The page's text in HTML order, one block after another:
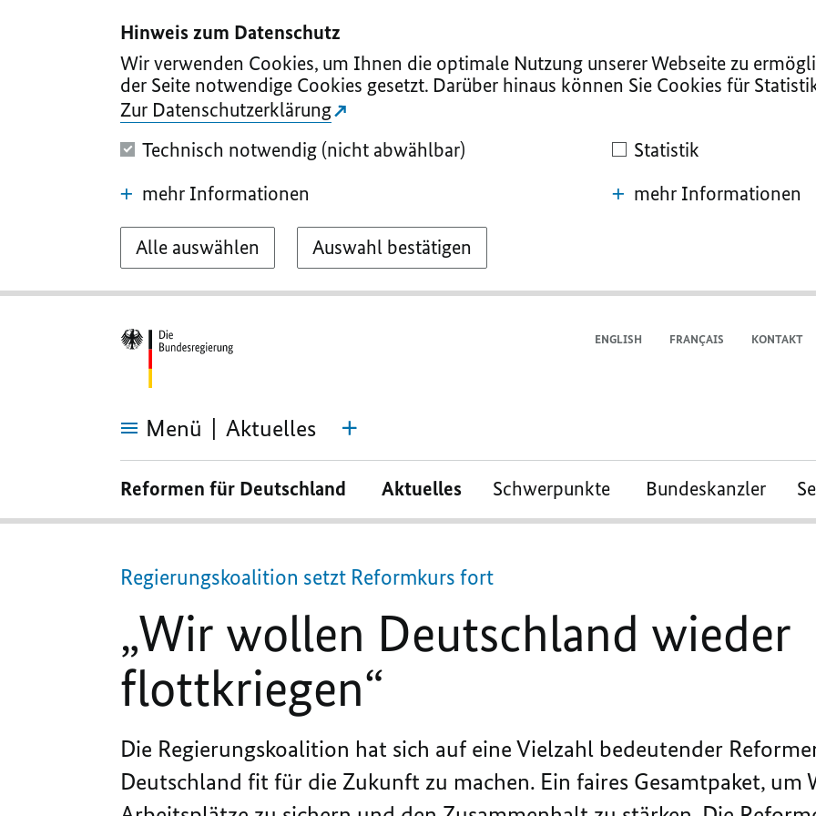
Hinweis zum Datenschutz
Wir verwenden Cookies, um Ihnen die optimale Nutzung unserer Webseite zu
der Seite notwendige Cookies gesetzt. Darüber hinaus können Sie Cookies für
Zur Datenschutzerklärung
Technisch notwendig (nicht abwählbar)
mehr Informationen
Statistik
mehr Informationen
Alle auswählen Auswahl bestätigen
ENGLISH FRANÇAIS KONTAKT
Menü Aktuelles
Deutschland
wieder
flottkriegen“
Reformen für Deutschland Aktuelles Schwerpunkte Bundeskanzler
Regierungskoalition setzt Reformkurs fort
„Wir wollen Deutschland wieder
flottkriegen“
Die Regierungskoalition hat sich auf eine Vielzahl bedeutender
Deutschland fit für die Zukunft zu machen. Ein faires Gesamtpaket, um